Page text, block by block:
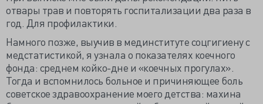
отвары трав и повторять госпитализации два раза в
год. Для профилактики.
Намного позже, выучив в мединституте соцгигиену с
медстатистикой, я узнала о показателях коечного
фонда: среднем койко-дне и «коечных прогулах».
Тогда и вспомнилось больное и причиняющее боль
советское здравоохранение моего детства: махина